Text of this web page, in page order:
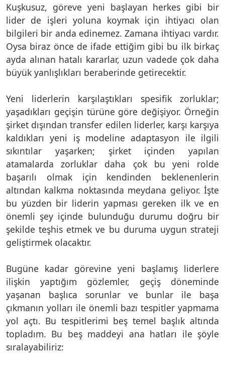
Kuşkusuz, göreve yeni başlayan herkes gibi bir
lider de işleri yoluna koymak için ihtiyacı olan
bilgileri bir anda edinemez. Zamana ihtiyacı vardır.
Oysa biraz önce de ifade ettiğim gibi bu ilk birkaç
ayda alınan hatalı kararlar, uzun vadede çok daha
büyük yanlışlıkları beraberinde getirecektir.
Yeni liderlerin karşılaştıkları spesifik zorluklar;
yaşadıkları geçişin türüne göre değişiyor. Örneğin
şirket dışından transfer edilen liderler, karşı karşıya
kaldıkları yeni iş modeline adaptasyon ile ilgili
sıkıntılar yaşarken; şirket içinden yapılan
atamalarda zorluklar daha çok bu yeni rolde
başarılı olmak için kendinden beklenenlerin
altından kalkma noktasında meydana geliyor. İşte
bu yüzden bir liderin yapması gereken ilk ve en
önemli şey içinde bulunduğu durumu doğru bir
şekilde teşhis etmek ve bu duruma uygun strateji
geliştirmek olacaktır.
Bugüne kadar görevine yeni başlamış liderlere
ilişkin yaptığım gözlemler, geçiş döneminde
yaşanan başlıca sorunlar ve bunlar ile başa
çıkmanın yolları ile önemli bazı tespitler yapmama
yol açtı. Bu tespitlerimi beş temel başlık altında
topladım. Bu beş maddeyi ana hatları ile şöyle
sıralayabiliriz: